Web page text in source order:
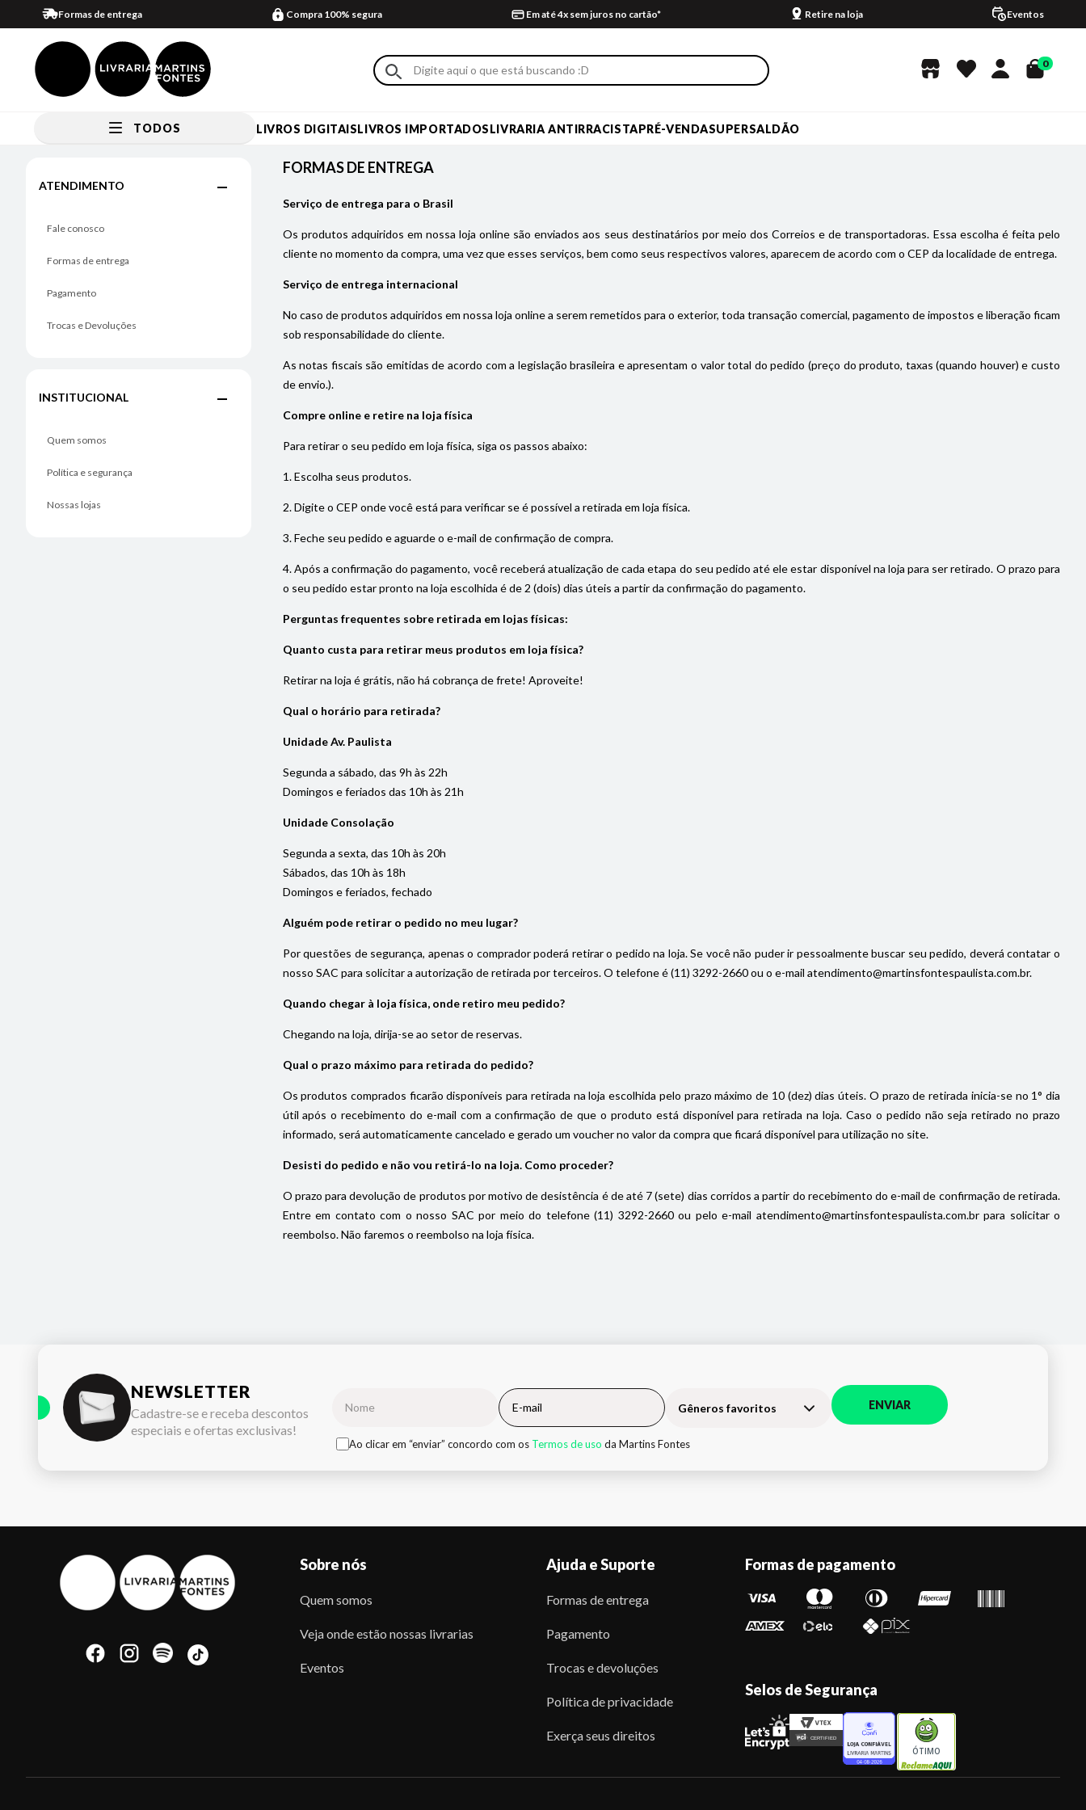
Formas de entrega Compra 100% segura Em até 4x sem juros no cartão* Retire na loja Eventos
0
TODOS LIVROS DIGITAISLIVROS IMPORTADOSLIVRARIA ANTIRRACISTAPRÉ-VENDASUPERSALDÃO
FORMAS DE ENTREGA
ATENDIMENTO
Fale conosco
Formas de entrega
Pagamento
Trocas e Devoluções
INSTITUCIONAL
Quem somos
Política e segurança
Nossas lojas
FORMAS DE ENTREGA
Serviço de entrega para o Brasil
Os produtos adquiridos em nossa loja online são enviados aos seus destinatários por meio dos Correios e de transportadoras. Essa escolha é feita pelo
cliente no momento da compra, uma vez que esses serviços, bem como seus respectivos valores, aparecem de acordo com o CEP da localidade de entrega.
Serviço de entrega internacional
No caso de produtos adquiridos em nossa loja online a serem remetidos para o exterior, toda transação comercial, pagamento de impostos e liberação ficam
sob responsabilidade do cliente.
As notas fiscais são emitidas de acordo com a legislação brasileira e apresentam o valor total do pedido (preço do produto, taxas (quando houver) e custo
de envio.).
Compre online e retire na loja física
Para retirar o seu pedido em loja física, siga os passos abaixo:
1. Escolha seus produtos.
2. Digite o CEP onde você está para verificar se é possível a retirada em loja física.
3. Feche seu pedido e aguarde o e-mail de confirmação de compra.
4. Após a confirmação do pagamento, você receberá atualização de cada etapa do seu pedido até ele estar disponível na loja para ser retirado. O prazo para
o seu pedido estar pronto na loja escolhida é de 2 (dois) dias úteis a partir da confirmação do pagamento.
Perguntas frequentes sobre retirada em lojas físicas:
Quanto custa para retirar meus produtos em loja física?
Retirar na loja é grátis, não há cobrança de frete! Aproveite!
Qual o horário para retirada?
Unidade Av. Paulista
Segunda a sábado, das 9h às 22h
Domingos e feriados das 10h às 21h
Unidade Consolação
Segunda a sexta, das 10h às 20h
Sábados, das 10h às 18h
Domingos e feriados, fechado
Alguém pode retirar o pedido no meu lugar?
Por questões de segurança, apenas o comprador poderá retirar o pedido na loja. Se você não puder ir pessoalmente buscar seu pedido, deverá contatar o
nosso SAC para solicitar a autorização de retirada por terceiros. O telefone é (11) 3292-2660 ou o e-mail atendimento@martinsfontespaulista.com.br.
Quando chegar à loja física, onde retiro meu pedido?
Chegando na loja, dirija-se ao setor de reservas.
Qual o prazo máximo para retirada do pedido?
Os produtos comprados ficarão disponíveis para retirada na loja escolhida pelo prazo máximo de 10 (dez) dias úteis. O prazo de retirada inicia-se no 1° dia
útil após o recebimento do e-mail com a confirmação de que o produto está disponível para retirada na loja. Caso o pedido não seja retirado no prazo
informado, será automaticamente cancelado e gerado um voucher no valor da compra que ficará disponível para utilização no site.
Desisti do pedido e não vou retirá-lo na loja. Como proceder?
O prazo para devolução de produtos por motivo de desistência é de até 7 (sete) dias corridos a partir do recebimento do e-mail de confirmação de retirada.
Entre em contato com o nosso SAC por meio do telefone (11) 3292-2660 ou pelo e-mail atendimento@martinsfontespaulista.com.br para solicitar o
reembolso. Não faremos o reembolso na loja física.
NEWSLETTER
Cadastre-se e receba descontos
especiais e ofertas exclusivas!
Gêneros favoritos ENVIAR
Ao clicar em “enviar” concordo com os Termos de uso da Martins Fontes
Sobre nós
Quem somos
Veja onde estão nossas livrarias
Eventos
Ajuda e Suporte
Formas de entrega
Pagamento
Trocas e devoluções
Política de privacidade
Exerça seus direitos
Formas de pagamento
Selos de Segurança
ÓTIMO